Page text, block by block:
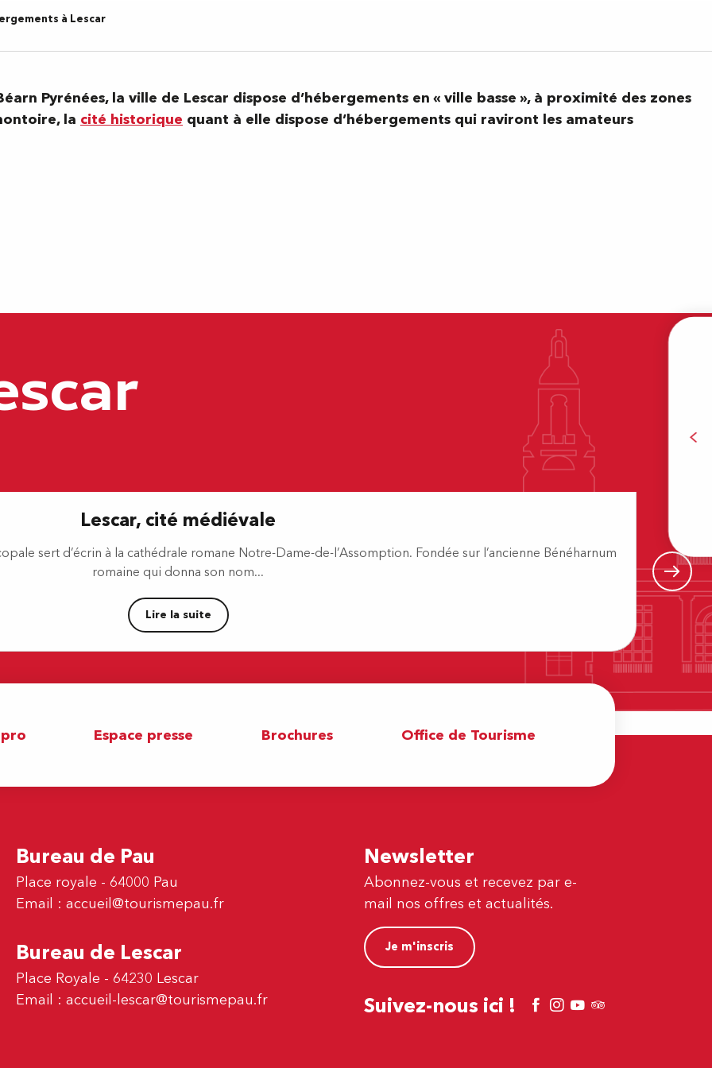
à Lescar
Pyrénées, la ville de Lescar dispose d’hébergements en « ville basse », à proximité des zones
la cité historique quant à elle dispose d’hébergements qui raviront les amateurs
Lescar, cité médiévale
sert d’écrin à la cathédrale romane Notre-Dame-de-l’Assomption. Fondée sur l’ancienne Bénéharnum
romaine qui donna son nom...
Lire la suite
À
Espace presse Brochures Office de Tourisme
Bureau de Pau
Place royale - 64000 Pau
Email : accueil@tourismepau.fr
Bureau de Lescar
Place Royale - 64230 Lescar
Email : accueil-lescar@tourismepau.fr
Newsletter
Abonnez-vous et recevez par e-
mail nos offres et actualités.
Je m'inscris
Suivez-nous ici !